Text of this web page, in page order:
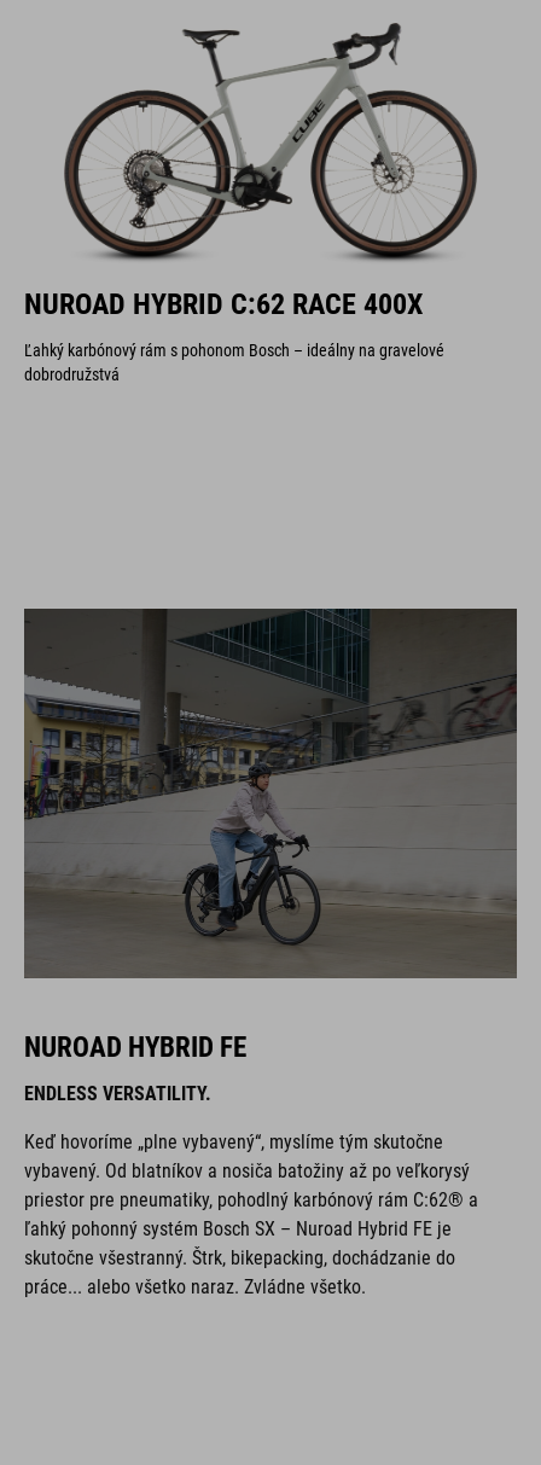
NUROAD HYBRID C:62 RACE 400X
Ľahký karbónový rám s pohonom Bosch – ideálny na gravelové
dobrodružstvá
NUROAD HYBRID FE
ENDLESS VERSATILITY.
Keď hovoríme „plne vybavený“, myslíme tým skutočne
vybavený. Od blatníkov a nosiča batožiny až po veľkorysý
priestor pre pneumatiky, pohodlný karbónový rám C:62® a
ľahký pohonný systém Bosch SX – Nuroad Hybrid FE je
skutočne všestranný. Štrk, bikepacking, dochádzanie do
práce... alebo všetko naraz. Zvládne všetko.